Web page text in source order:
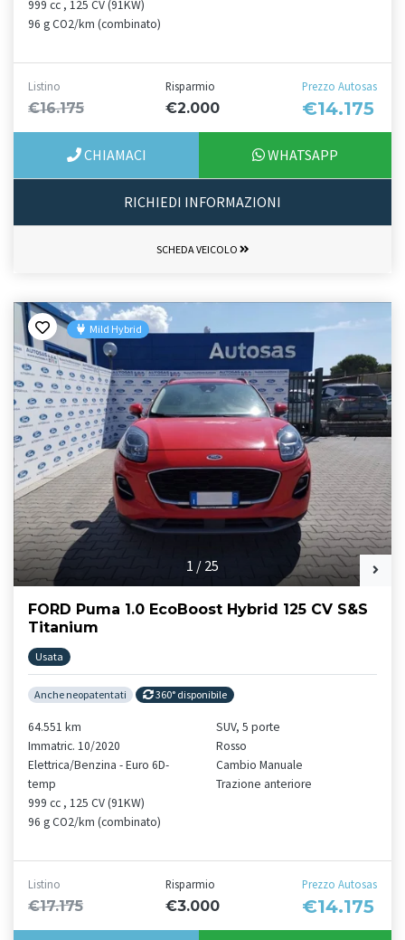
999 cc , 125 CV (91KW)
96 g CO2/km (combinato)
Listino
€16.175
Risparmio
€2.000
Prezzo Autosas
€14.175
CHIAMACI WHATSAPP
RICHIEDI INFORMAZIONI
SCHEDA VEICOLO
1 / 25
Mild Hybrid
FORD Puma 1.0 EcoBoost Hybrid 125 CV S&S
Titanium
Usata
Anche neopatentati 360° disponibile
64.551 km
Immatric. 10/2020
Elettrica/Benzina - Euro 6D-
temp
999 cc , 125 CV (91KW)
96 g CO2/km (combinato)
SUV, 5 porte
Rosso
Cambio Manuale
Trazione anteriore
Listino
€17.175
Risparmio
€3.000
Prezzo Autosas
€14.175